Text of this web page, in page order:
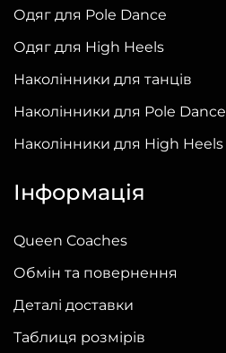
на
сторінці
товару
Одяг для Pole Dance
Одяг для High Heels
Наколінники для танців
Наколінники для Pole Dance
Наколінники для High Heels
Інформація
Queen Coaches
Обмін та повернення
Деталі доставки
Таблиця розмірів